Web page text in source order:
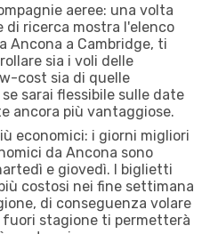
aeree: una volta
di ricerca mostra l'elenco
Ancona a Cambridge, ti
sia i voli delle
cost sia di quelle
sarai flessibile sulle date
ancora più vantaggiose.
economici: i giorni migliori
da Ancona sono
e giovedì. I biglietti
costosi nei fine settimana
di conseguenza volare
stagione ti permetterà